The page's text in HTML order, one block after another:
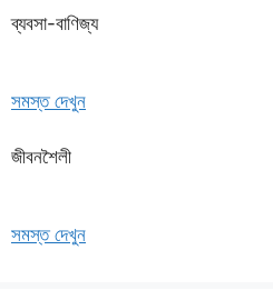
ব্যবসা-বাণিজ্য
সমস্ত দেখুন
জীবনশৈলী
সমস্ত দেখুন